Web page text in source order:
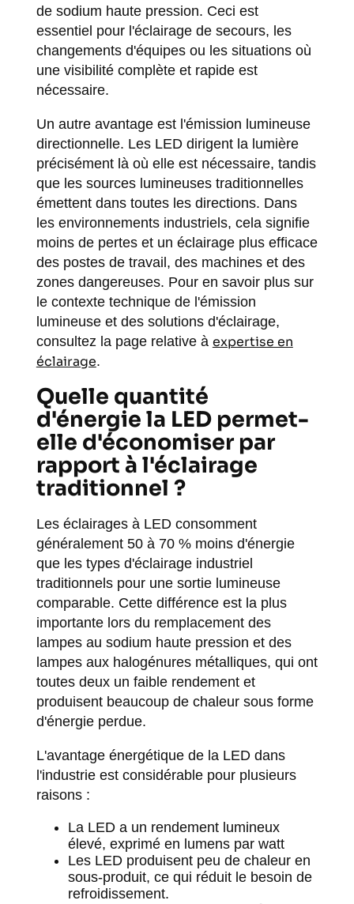
de sodium haute pression. Ceci est
essentiel pour l'éclairage de secours, les
changements d'équipes ou les situations où
une visibilité complète et rapide est
nécessaire.
Un autre avantage est l'émission lumineuse
directionnelle. Les LED dirigent la lumière
précisément là où elle est nécessaire, tandis
que les sources lumineuses traditionnelles
émettent dans toutes les directions. Dans
les environnements industriels, cela signifie
moins de pertes et un éclairage plus efficace
des postes de travail, des machines et des
zones dangereuses. Pour en savoir plus sur
le contexte technique de l'émission
lumineuse et des solutions d'éclairage,
consultez la page relative à expertise en
éclairage.
Quelle quantité
d'énergie la LED permet-
elle d'économiser par
rapport à l'éclairage
traditionnel ?
Les éclairages à LED consomment
généralement 50 à 70 % moins d'énergie
que les types d'éclairage industriel
traditionnels pour une sortie lumineuse
comparable. Cette différence est la plus
importante lors du remplacement des
lampes au sodium haute pression et des
lampes aux halogénures métalliques, qui ont
toutes deux un faible rendement et
produisent beaucoup de chaleur sous forme
d'énergie perdue.
L'avantage énergétique de la LED dans
l'industrie est considérable pour plusieurs
raisons :
La LED a un rendement lumineux
élevé, exprimé en lumens par watt
Les LED produisent peu de chaleur en
sous-produit, ce qui réduit le besoin de
refroidissement.